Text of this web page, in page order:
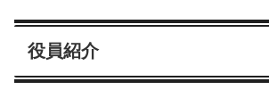
役員紹介